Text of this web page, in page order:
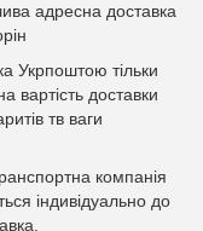
адресна доставка
Укрпоштою тільки
вартість доставки
тв ваги
компанія
індивідуально до